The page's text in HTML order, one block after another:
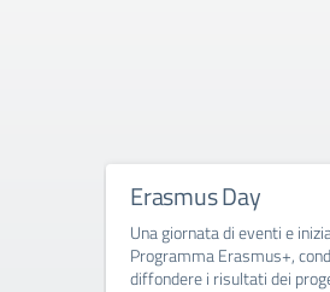
Erasmus Day
Una giornata di eventi e
Programma Erasmus+,
diffondere i risultati dei